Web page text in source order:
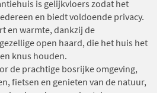
is gelijkvloers zodat het
en biedt voldoende privacy.
en warmte, dankzij de
open haard, die het huis het
knus houden.
de prachtige bosrijke omgeving,
fietsen en genieten van de natuur,